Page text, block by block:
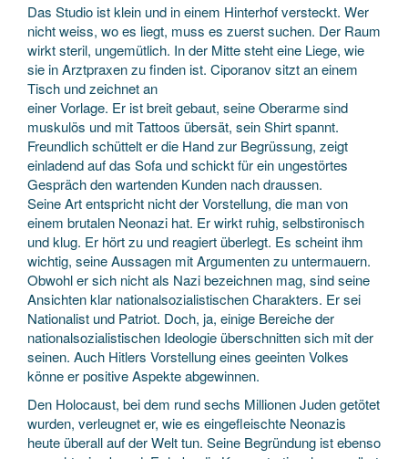
Das Studio ist klein und in einem Hinterhof versteckt. Wer
nicht weiss, wo es liegt, muss es zuerst suchen. Der Raum
wirkt steril, ungemütlich. In der Mitte steht eine Liege, wie
sie in Arztpraxen zu finden ist. Ciporanov sitzt an einem
Tisch und zeichnet an
einer Vorlage. Er ist breit gebaut, seine Oberarme sind
muskulös und mit Tattoos übersät, sein Shirt spannt.
Freundlich schüttelt er die Hand zur Begrüssung, zeigt
einladend auf das Sofa und schickt für ein ungestörtes
Gespräch den wartenden Kunden nach draussen.
Seine Art entspricht nicht der Vorstellung, die man von
einem brutalen Neonazi hat. Er wirkt ruhig, selbstironisch
und klug. Er hört zu und reagiert überlegt. Es scheint ihm
wichtig, seine Aussagen mit Argumenten zu untermauern.
Obwohl er sich nicht als Nazi bezeichnen mag, sind seine
Ansichten klar nationalsozialistischen Charakters. Er sei
Nationalist und Patriot. Doch, ja, einige Bereiche der
nationalsozialistischen Ideologie überschnitten sich mit der
seinen. Auch Hitlers Vorstellung eines geeinten Volkes
könne er positive Aspekte abgewinnen.
Den Holocaust, bei dem rund sechs Millionen Juden getötet
wurden, verleugnet er, wie es eingefleischte Neonazis
heute überall auf der Welt tun. Seine Begründung ist ebenso